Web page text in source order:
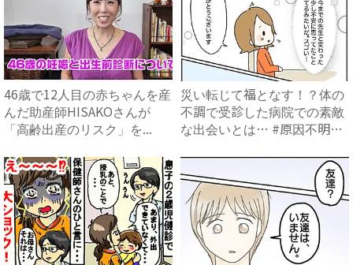
46歳で12人目の赤ちゃんを産
んだ助産師HISAKOさんが
「高齢出産のリスク」を...
災い転じて福となす！？体の
不調で受診した病院での素敵
な出会いとは… #原因不明